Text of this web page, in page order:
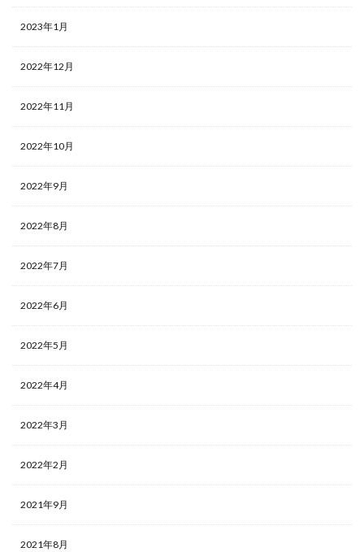
2023年1月
2022年12月
2022年11月
2022年10月
2022年9月
2022年8月
2022年7月
2022年6月
2022年5月
2022年4月
2022年3月
2022年2月
2021年9月
2021年8月